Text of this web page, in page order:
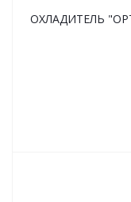
ОХЛАДИТЕЛЬ